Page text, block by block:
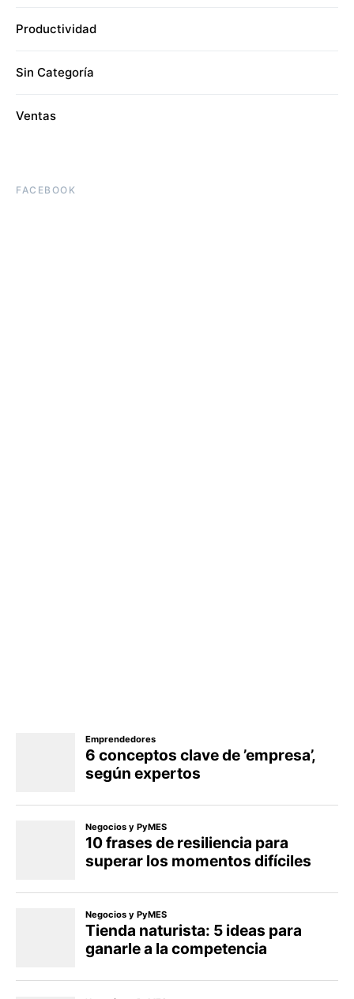
Productividad
Sin Categoría
Ventas
FACEBOOK